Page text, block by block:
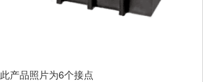
此产品照片为6个接点